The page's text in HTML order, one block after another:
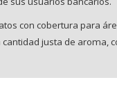
con cobertura para
justa de aroma,